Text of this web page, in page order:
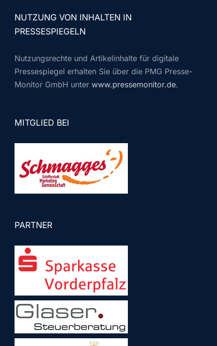
NUTZUNG VON INHALTEN IN
PRESSESPIEGELN
Nutzungsrechte und Artikelinhalte für digitale
Pressespiegel erhalten Sie über die PMG Presse-
Monitor GmbH unter www.pressemonitor.de.
MITGLIED BEI
PARTNER